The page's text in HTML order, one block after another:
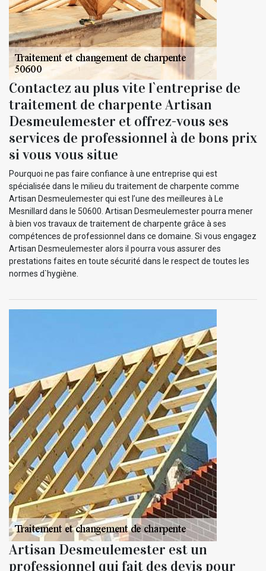
Contactez au plus vite l`entreprise de
traitement de charpente Artisan
Desmeulemester et offrez-vous ses
services de professionnel à de bons prix
si vous vous situe
Pourquoi ne pas faire confiance à une entreprise qui est
spécialisée dans le milieu du traitement de charpente comme
Artisan Desmeulemester qui est l’une des meilleures à Le
Mesnillard dans le 50600. Artisan Desmeulemester pourra mener
à bien vos travaux de traitement de charpente grâce à ses
compétences de professionnel dans ce domaine. Si vous engagez
Artisan Desmeulemester alors il pourra vous assurer des
prestations faites en toute sécurité dans le respect de toutes les
normes d`hygiène.
Artisan Desmeulemester est un
professionnel qui fait des devis pour